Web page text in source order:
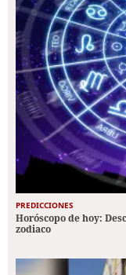
PREDICCIONES
Horóscopo de hoy:
zodiaco